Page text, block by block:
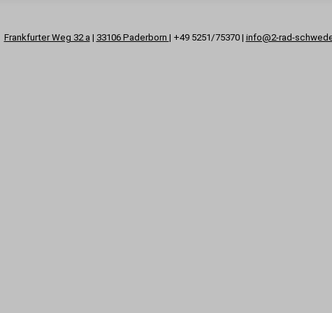
Frankfurter Weg 32 a | 33106 Paderborn | +49 5251/75370 | info@2-rad-